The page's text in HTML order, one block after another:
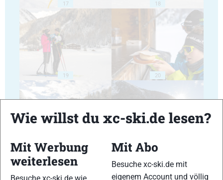
17 18
19 20
21 22
Wie willst du xc-ski.de lesen?
Mit Werbung
weiterlesen
Mit Abo
Besuche xc-ski.de mit
eigenem Account und völlig